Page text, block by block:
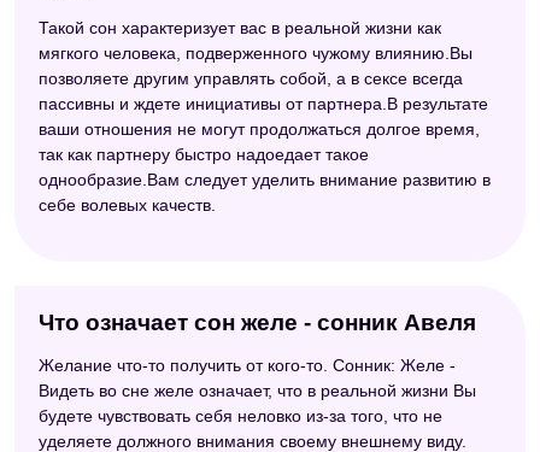
Такой сон характеризует вас в реальной жизни как
мягкого человека, подверженного чужому влиянию.Вы
позволяете другим управлять собой, а в сексе всегда
пассивны и ждете инициативы от партнера.В результате
ваши отношения не могут продолжаться долгое время,
так как партнеру быстро надоедает такое
однообразие.Вам следует уделить внимание развитию в
себе волевых качеств.
Что означает сон желе - сонник Авеля
Желание что-то получить от кого-то. Сонник: Желе -
Видеть во сне желе означает, что в реальной жизни Вы
будете чувствовать себя неловко из-за того, что не
уделяете должного внимания своему внешнему виду.